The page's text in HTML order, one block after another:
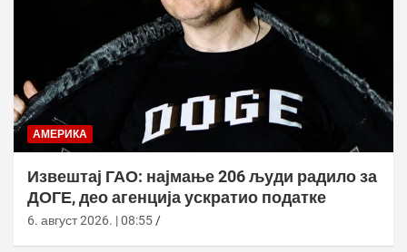
АМЕРИКА
Извештај ГАО: најмање 206 људи радило за
ДОГЕ, део агенција ускратио податке
6. август 2026. | 08:55